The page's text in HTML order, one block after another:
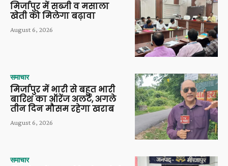
मिर्जापुर में सब्जी व मसाला
खेती को मिलेगा बढ़ावा
August 6, 2026
समाचार
मिर्जापुर में भारी से बहुत भारी
बारिश का ऑरेंज अलर्ट, अगले
तीन दिन मौसम रहेगा खराब
August 6, 2026
समाचार